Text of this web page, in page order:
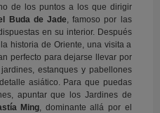
de los puntos a los que dirigir
Buda de Jade , famoso por las
en su interior. Después
historia de Oriente, una visita a
perfecto para dejarse llevar por
estanques y pabellones
asiático. Para que puedas
apuntar que los Jardines de
Ming , dominante allá por el